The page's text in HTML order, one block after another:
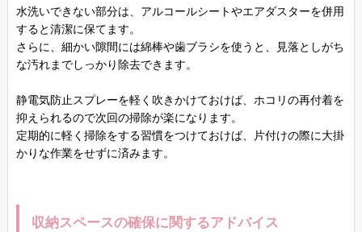
水洗いできない部分は、アルコールシートやエアダスターを併用
すると清潔に保てます。
さらに、細かい隙間には綿棒や歯ブラシを使うと、見落としがち
な汚れまでしっかり除去できます。
静電気防止スプレーを軽く吹きかけておけば、ホコリの再付着を
抑えられるので次回の掃除が楽になります。
定期的に軽く掃除をする習慣をつけておけば、片付けの際に大掛
かりな作業をせずに済みます。
収納スペースの確保に関するアドバイス